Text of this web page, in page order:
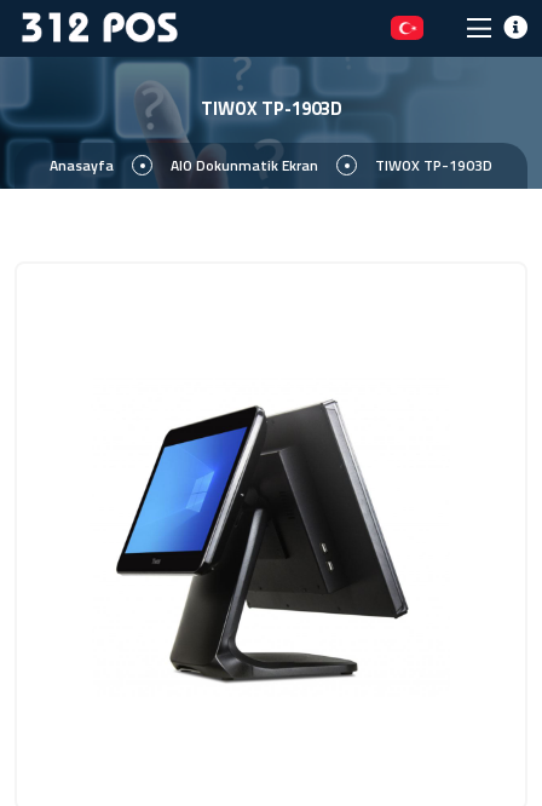
TIWOX TP-1903D
Anasayfa AIO Dokunmatik Ekran TIWOX TP-1903D